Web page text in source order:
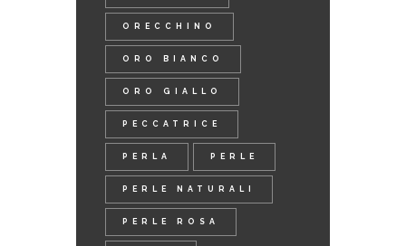
ORECCHINO
ORO BIANCO
ORO GIALLO
PECCATRICE
PERLA PERLE
PERLE NATURALI
PERLE ROSA